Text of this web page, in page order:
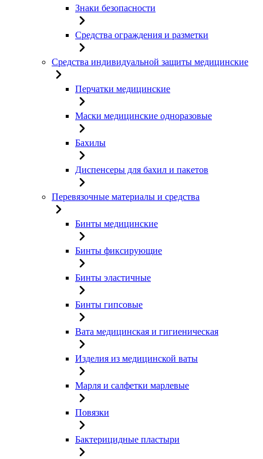
Знаки безопасности
Средства ограждения и разметки
Средства индивидуальной защиты медицинские
Перчатки медицинские
Маски медицинские одноразовые
Бахилы
Диспенсеры для бахил и пакетов
Перевязочные материалы и средства
Бинты медицинские
Бинты фиксирующие
Бинты эластичные
Бинты гипсовые
Вата медицинская и гигиеническая
Изделия из медицинской ваты
Марля и салфетки марлевые
Повязки
Бактерицидные пластыри